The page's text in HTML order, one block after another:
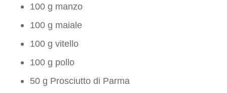
100 g manzo
100 g maiale
100 g vitello
100 g pollo
50 g Prosciutto di Parma